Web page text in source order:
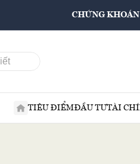
CHỨNG KHOÁN
TIÊU ĐIỂMĐẦU TƯTÀI